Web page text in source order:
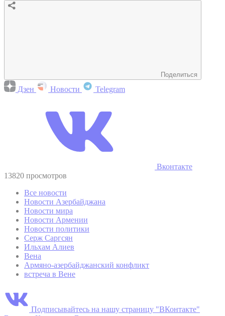
Поделиться
Дзен Новости Telegram
Вконтакте
13820 просмотров
Все новости
Новости Азербайджана
Новости мира
Новости Армении
Новости политики
Серж Саргсян
Ильхам Алиев
Вена
Армяно-азербайджанский конфликт
встреча в Вене
Подписывайтесь на нашу страницу "ВКонтакте"